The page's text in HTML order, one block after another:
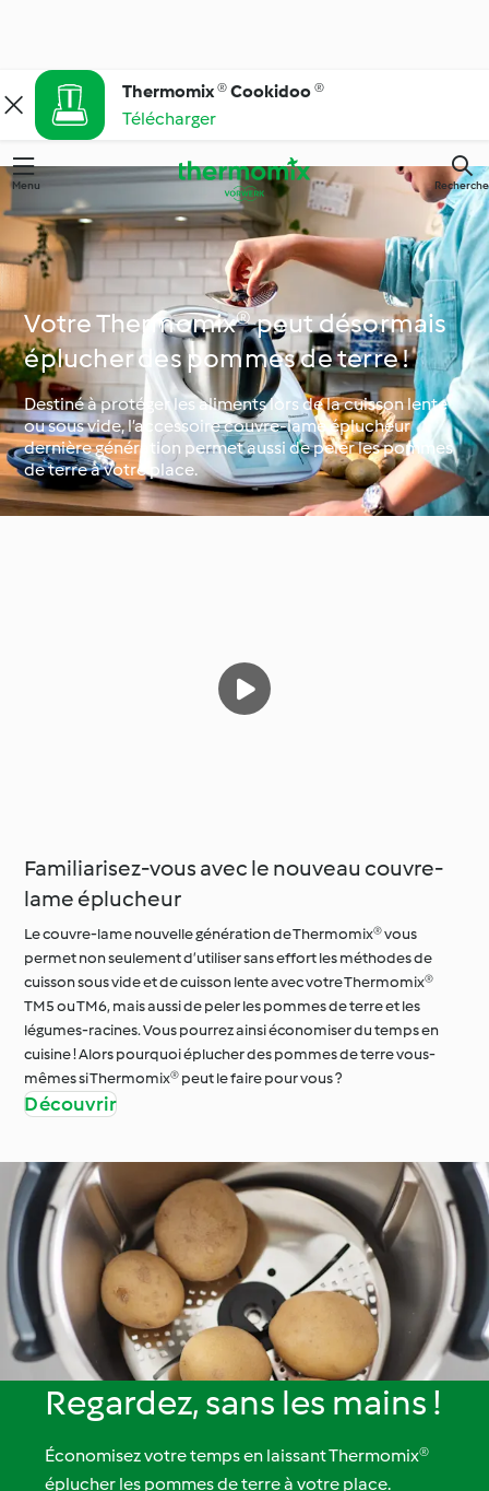
Thermomix ® Cookidoo ®
Télécharger
Menu Recherche
Votre Thermomix® peut désormais
éplucher des pommes de terre !
Destiné à protéger les aliments lors de la cuisson lente
ou sous vide, l’accessoire couvre-lame éplucheur
dernière génération permet aussi de peler les pommes
de terre à votre place.
Familiarisez-vous avec le nouveau couvre-
lame éplucheur
Le couvre-lame nouvelle génération de Thermomix® vous
permet non seulement d’utiliser sans effort les méthodes de
cuisson sous vide et de cuisson lente avec votre Thermomix®
TM5 ou TM6, mais aussi de peler les pommes de terre et les
légumes-racines. Vous pourrez ainsi économiser du temps en
cuisine ! Alors pourquoi éplucher des pommes de terre vous-
mêmes si Thermomix® peut le faire pour vous ?
Découvrir
Regardez, sans les mains !
Économisez votre temps en laissant Thermomix®
éplucher les pommes de terre à votre place.